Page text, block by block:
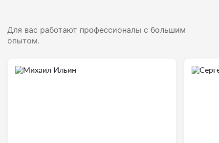
Для вас работают профессионалы с большим
опытом.